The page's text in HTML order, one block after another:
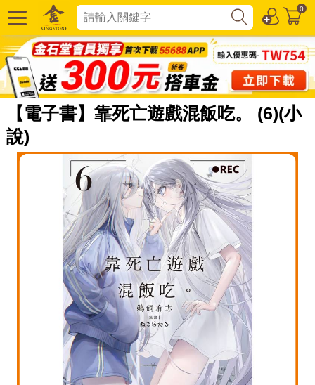
0
【電子書】靠死亡遊戲混飯吃。 (6)(小
說)